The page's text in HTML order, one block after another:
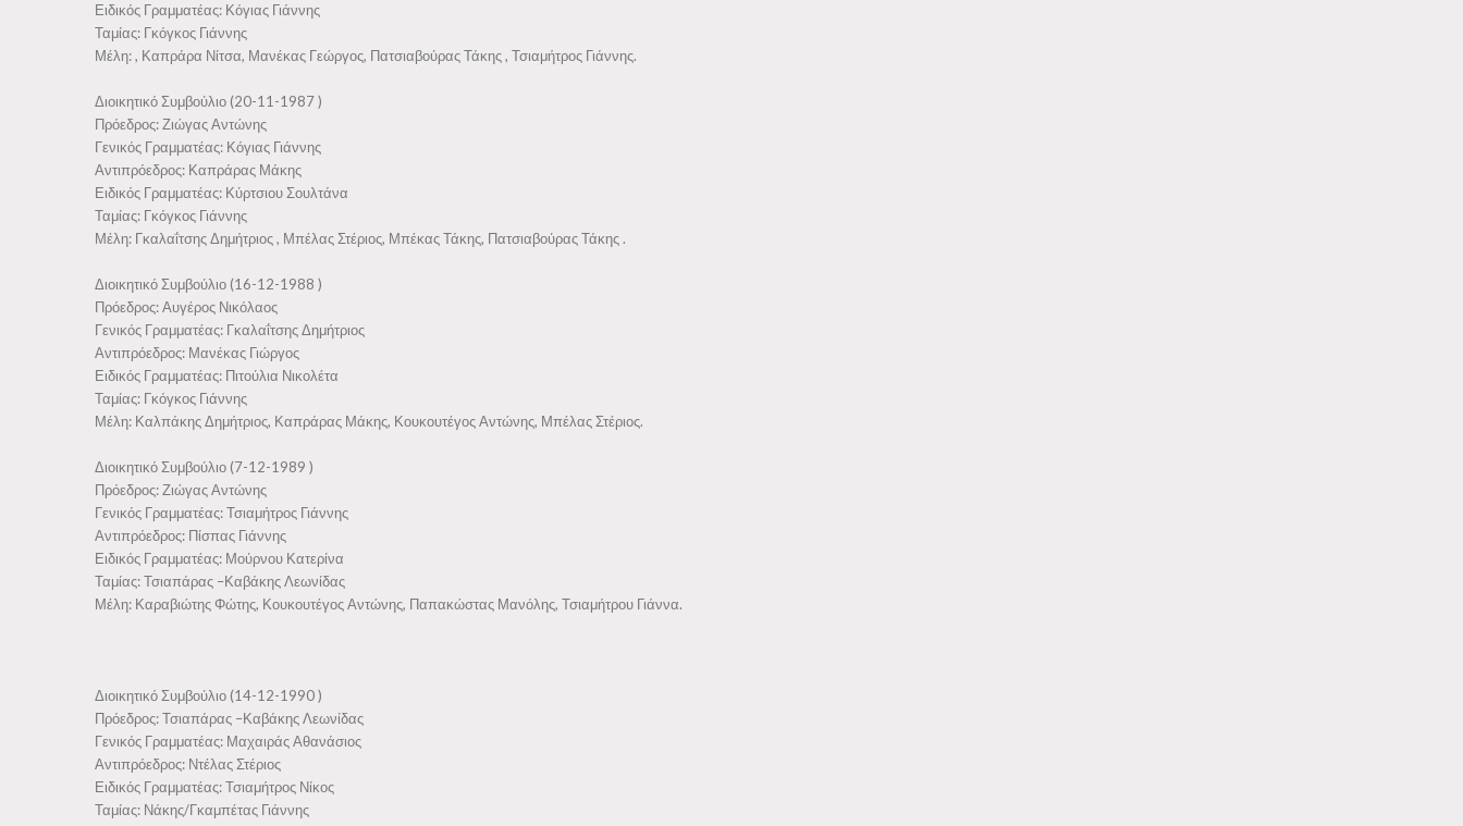
Ειδικός Γραμματέας: Κόγιας Γιάννης
Ταμίας: Γκόγκος Γιάννης
Μέλη: , Καπράρα Νίτσα, Μανέκας Γεώργος, Πατσιαβούρας Τάκης , Τσιαμήτρος Γιάννης.
Διοικητικό Συμβούλιο (20-11-1987 )
Πρόεδρος: Ζιώγας Αντώνης
Γενικός Γραμματέας: Κόγιας Γιάννης
Αντιπρόεδρος: Καπράρας Μάκης
Ειδικός Γραμματέας: Κύρτσιου Σουλτάνα
Ταμίας: Γκόγκος Γιάννης
Μέλη: Γκαλαΐτσης Δημήτριος , Μπέλας Στέριος, Μπέκας Τάκης, Πατσιαβούρας Τάκης .
Διοικητικό Συμβούλιο (16-12-1988 )
Πρόεδρος: Αυγέρος Νικόλαος
Γενικός Γραμματέας: Γκαλαΐτσης Δημήτριος
Αντιπρόεδρος: Μανέκας Γιώργος
Ειδικός Γραμματέας: Πιτούλια Νικολέτα
Ταμίας: Γκόγκος Γιάννης
Μέλη: Καλπάκης Δημήτριος, Καπράρας Μάκης, Κουκουτέγος Αντώνης, Μπέλας Στέριος.
Διοικητικό Συμβούλιο (7-12-1989 )
Πρόεδρος: Ζιώγας Αντώνης
Γενικός Γραμματέας: Τσιαμήτρος Γιάννης
Αντιπρόεδρος: Πίσπας Γιάννης
Ειδικός Γραμματέας: Μούρνου Κατερίνα
Ταμίας: Τσιαπάρας –Καβάκης Λεωνίδας
Μέλη: Καραβιώτης Φώτης, Κουκουτέγος Αντώνης, Παπακώστας Μανόλης, Τσιαμήτρου Γιάννα.
Διοικητικό Συμβούλιο (14-12-1990 )
Πρόεδρος: Τσιαπάρας –Καβάκης Λεωνίδας
Γενικός Γραμματέας: Μαχαιράς Αθανάσιος
Αντιπρόεδρος: Ντέλας Στέριος
Ειδικός Γραμματέας: Τσιαμήτρος Νίκος
Ταμίας: Νάκης/Γκαμπέτας Γιάννης